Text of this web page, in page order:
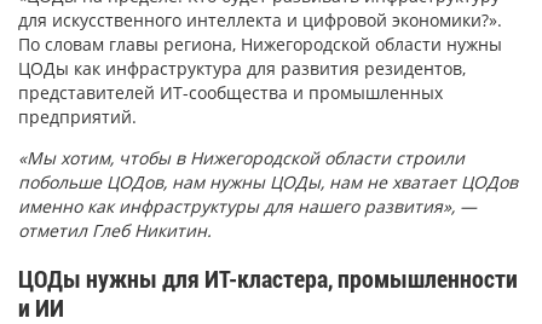
для искусственного интеллекта и цифровой экономики?».
По словам главы региона, Нижегородской области нужны
ЦОДы как инфраструктура для развития резидентов,
представителей ИТ-сообщества и промышленных
предприятий.
«Мы хотим, чтобы в Нижегородской области строили
побольше ЦОДов, нам нужны ЦОДы, нам не хватает ЦОДов
именно как инфраструктуры для нашего развития», —
отметил Глеб Никитин.
ЦОДы нужны для ИТ-кластера, промышленности
и ИИ